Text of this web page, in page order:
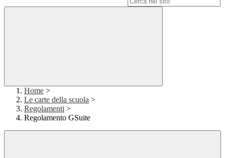
Home >
Le carte della scuola >
Regolamenti >
Regolamento GSuite